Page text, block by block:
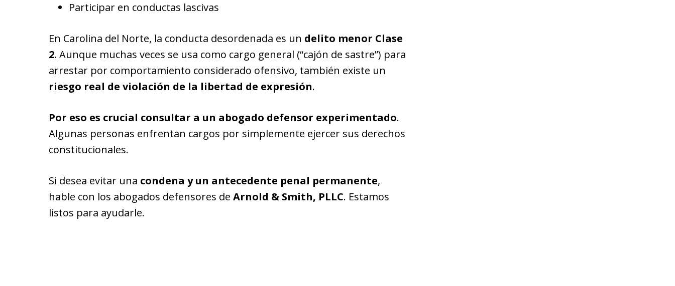
Participar en conductas lascivas
En Carolina del Norte, la conducta desordenada es un delito menor Clase
2. Aunque muchas veces se usa como cargo general (“cajón de sastre”) para
arrestar por comportamiento considerado ofensivo, también existe un
riesgo real de violación de la libertad de expresión.
Por eso es crucial consultar a un abogado defensor experimentado.
Algunas personas enfrentan cargos por simplemente ejercer sus derechos
constitucionales.
Si desea evitar una condena y un antecedente penal permanente,
hable con los abogados defensores de Arnold & Smith, PLLC. Estamos
listos para ayudarle.